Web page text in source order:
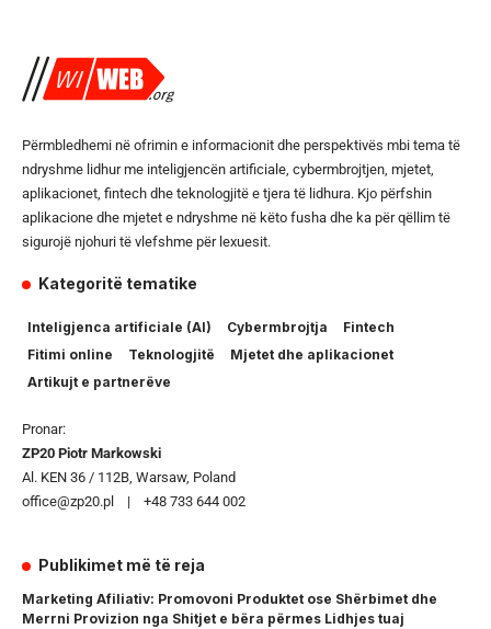
Përmbledhemi në ofrimin e informacionit dhe perspektivës mbi tema të
ndryshme lidhur me inteligjencën artificiale, cybermbrojtjen, mjetet,
aplikacionet, fintech dhe teknologjitë e tjera të lidhura. Kjo përfshin
aplikacione dhe mjetet e ndryshme në këto fusha dhe ka për qëllim të
sigurojë njohuri të vlefshme për lexuesit.
Kategoritë tematike
Inteligjenca artificiale (AI) Cybermbrojtja
Fintech
Fitimi online
Teknologjitë
Mjetet dhe aplikacionet
Artikujt e partnerëve
Pronar:
ZP20 Piotr Markowski
Al. KEN 36 / 112B, Warsaw, Poland
office@zp20.pl | +48 733 644 002
Publikimet më të reja
Marketing Afiliativ: Promovoni Produktet ose Shërbimet dhe
Merrni Provizion nga Shitjet e bëra përmes Lidhjes tuaj